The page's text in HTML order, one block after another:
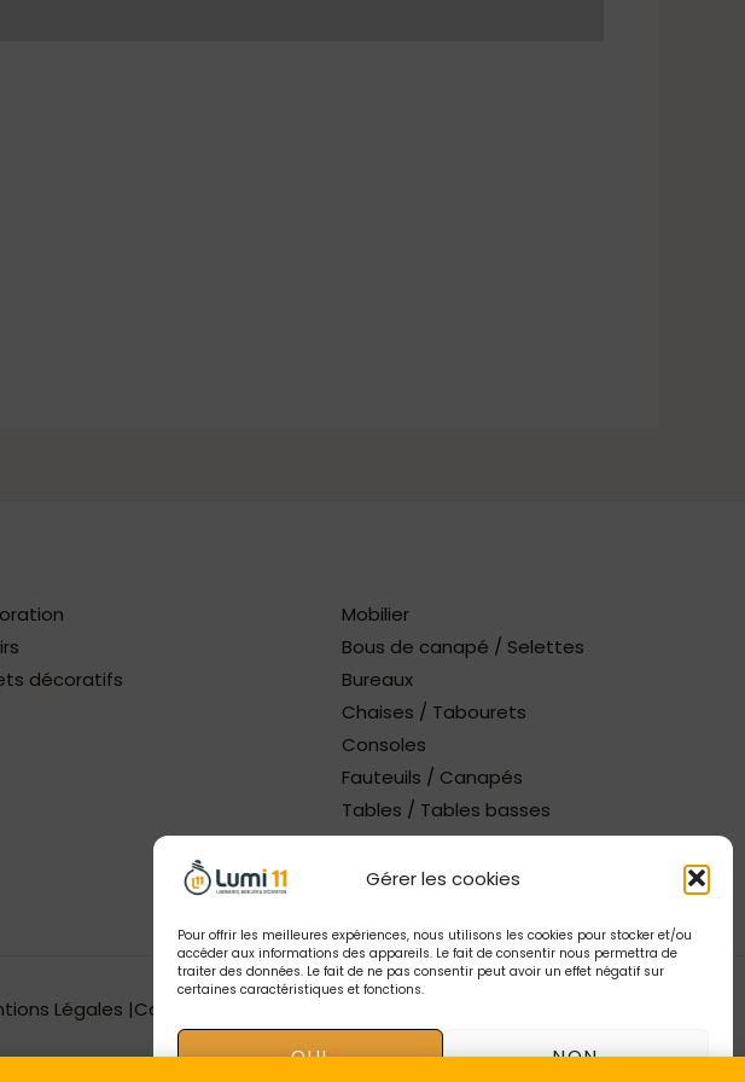
Gérer les cookies
Pour offrir les meilleures expériences, nous utilisons les cookies pour stocker et/ou
accéder aux informations des appareils. Le fait de consentir nous permettra de
traiter des données. Le fait de ne pas consentir peut avoir un effet négatif sur
certaines caractéristiques et fonctions.
OUI
NON
décoratifs
Mobilier
Bous de canapé / Selettes
Bureaux
Chaises / Tabourets
Consoles
Fauteuils / Canapés
Tables / Tables basses
Légales |Conception Tendance Digitale